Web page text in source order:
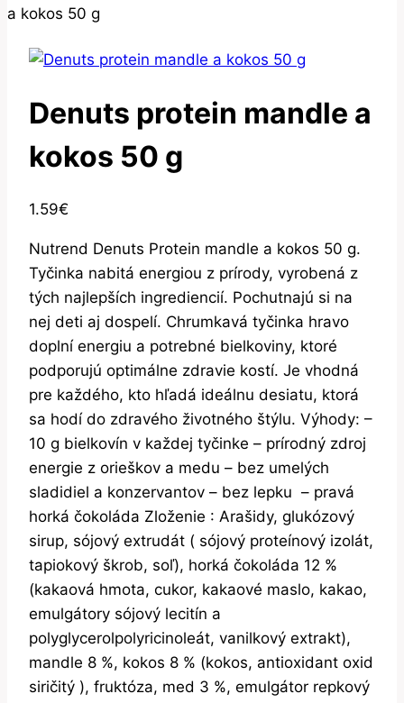
a kokos 50 g
Denuts protein mandle a
kokos 50 g
1.59€
Nutrend Denuts Protein mandle a kokos 50 g.
Tyčinka nabitá energiou z prírody, vyrobená z
tých najlepších ingrediencií. Pochutnajú si na
nej deti aj dospelí. Chrumkavá tyčinka hravo
doplní energiu a potrebné bielkoviny, ktoré
podporujú optimálne zdravie kostí. Je vhodná
pre každého, kto hľadá ideálnu desiatu, ktorá
sa hodí do zdravého životného štýlu. Výhody: –
10 g bielkovín v každej tyčinke – prírodný zdroj
energie z orieškov a medu – bez umelých
sladidiel a konzervantov – bez lepku – pravá
horká čokoláda Zloženie : Arašidy, glukózový
sirup, sójový extrudát ( sójový proteínový izolát,
tapiokový škrob, soľ), horká čokoláda 12 %
(kakaová hmota, cukor, kakaové maslo, kakao,
emulgátory sójový lecitín a
polyglycerolpolyricinoleát, vanilkový extrakt),
mandle 8 %, kokos 8 % (kokos, antioxidant oxid
siričitý ), fruktóza, med 3 %, emulgátor repkový